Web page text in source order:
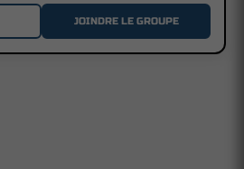
JOINDRE LE GROUPE